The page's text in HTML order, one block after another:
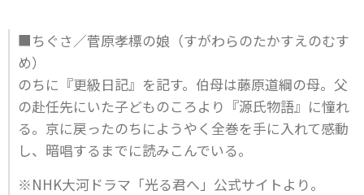
■ちぐさ／菅原孝標の娘（すがわらのたかすえのむす
め）
のちに『更級日記』を記す。伯母は藤原道綱の母。父
の赴任先にいた子どものころより『源氏物語』に憧れ
る。京に戻ったのちにようやく全巻を手に入れて感動
し、暗唱するまでに読みこんでいる。
※NHK大河ドラマ「光る君へ」公式サイトより。